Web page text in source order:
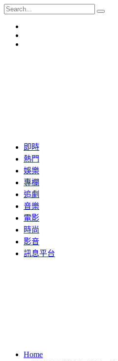
即時
熱門
娛樂
專欄
追劇
音樂
電影
時尚
影音
訊息平台
Home